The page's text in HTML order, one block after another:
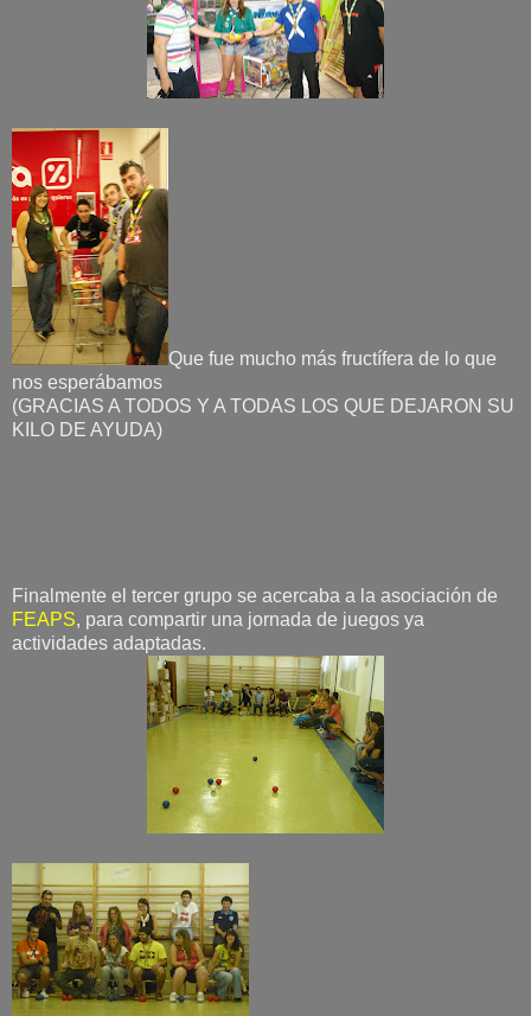
Que fue mucho más fructífera de lo que
nos esperábamos
(GRACIAS A TODOS Y A TODAS LOS QUE DEJARON SU
KILO DE AYUDA)
Finalmente el tercer grupo se acercaba a la asociación de
FEAPS, para compartir una jornada de juegos ya
actividades adaptadas.